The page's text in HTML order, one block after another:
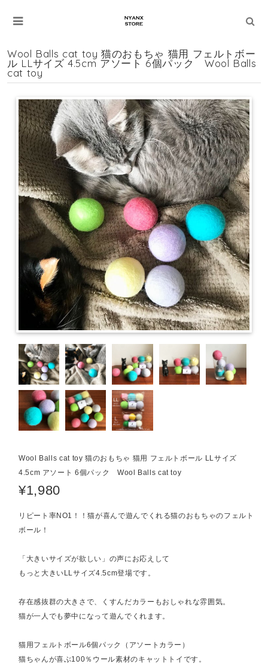
Wool Balls cat toy 猫のおもちゃ 猫用 フェルトボー
ル LLサイズ 4.5cm アソート 6個パック Wool Balls
cat toy
Wool Balls cat toy 猫のおもちゃ 猫用 フェルトボール LLサイズ
4.5cm アソート 6個パック Wool Balls cat toy
¥1,980
リピート率NO1！！猫が喜んで遊んでくれる猫のおもちゃのフェルト
ボール！
「大きいサイズが欲しい」の声にお応えして
もっと大きいLLサイズ4.5cm登場です。
存在感抜群の大きさで、くすんだカラーもおしゃれな雰囲気。
猫が一人でも夢中になって遊んでくれます。
猫用フェルトボール6個パック（アソートカラー）
猫ちゃんが喜ぶ100％ウール素材のキャットトイです。